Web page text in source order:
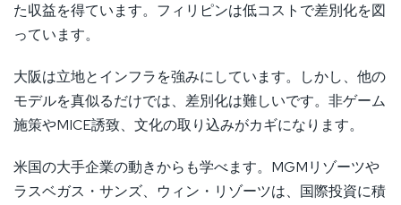
た収益を得ています。フィリピンは低コストで差別化を図
っています。
大阪は立地とインフラを強みにしています。しかし、他の
モデルを真似るだけでは、差別化は難しいです。非ゲーム
施策やMICE誘致、文化の取り込みがカギになります。
米国の大手企業の動きからも学べます。MGMリゾーツや
ラスベガス・サンズ、ウィン・リゾーツは、国際投資に積